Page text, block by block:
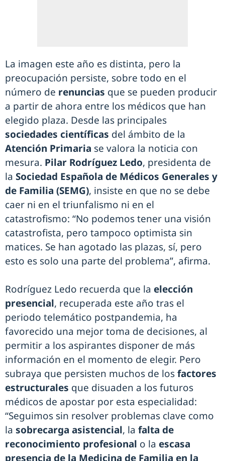
La imagen este año es distinta, pero la
preocupación persiste, sobre todo en el
número de renuncias que se pueden producir
a partir de ahora entre los médicos que han
elegido plaza. Desde las principales
sociedades científicas del ámbito de la
Atención Primaria se valora la noticia con
mesura. Pilar Rodríguez Ledo, presidenta de
la Sociedad Española de Médicos Generales y
de Familia (SEMG), insiste en que no se debe
caer ni en el triunfalismo ni en el
catastrofismo: “No podemos tener una visión
catastrofista, pero tampoco optimista sin
matices. Se han agotado las plazas, sí, pero
esto es solo una parte del problema”, afirma.
Rodríguez Ledo recuerda que la elección
presencial, recuperada este año tras el
periodo telemático postpandemia, ha
favorecido una mejor toma de decisiones, al
permitir a los aspirantes disponer de más
información en el momento de elegir. Pero
subraya que persisten muchos de losfactores
estructurales que disuaden a los futuros
médicos de apostar por esta especialidad:
“Seguimos sin resolver problemas clave como
la sobrecarga asistencial, la falta de
reconocimiento profesional o la escasa
presencia de la Medicina de Familia en la